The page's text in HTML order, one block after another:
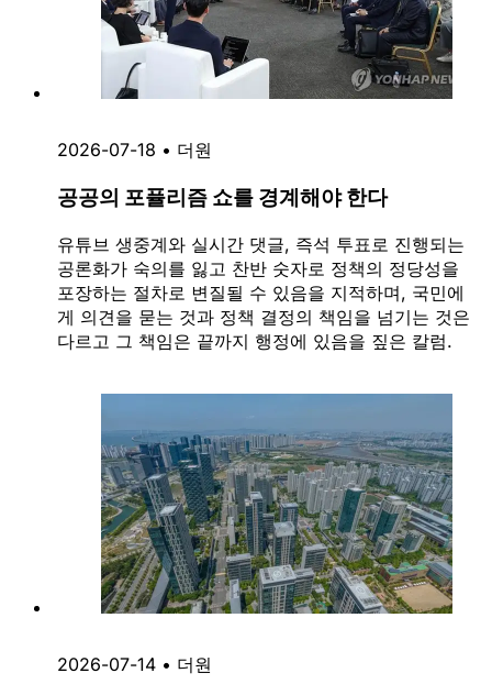
2026-07-18 • 더원
공공의 포퓰리즘 쇼를 경계해야 한다
유튜브 생중계와 실시간 댓글, 즉석 투표로 진행되는
공론화가 숙의를 잃고 찬반 숫자로 정책의 정당성을
포장하는 절차로 변질될 수 있음을 지적하며, 국민에
게 의견을 묻는 것과 정책 결정의 책임을 넘기는 것은
다르고 그 책임은 끝까지 행정에 있음을 짚은 칼럼.
2026-07-14 • 더원